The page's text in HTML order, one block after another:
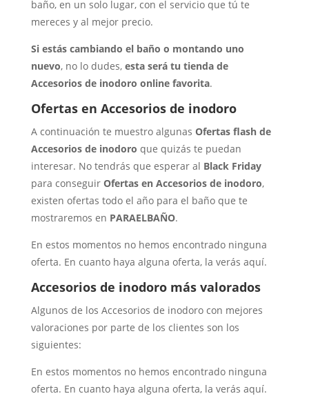
baño, en un solo lugar, con el servicio que tú te
mereces y al mejor precio.
Si estás cambiando el baño o montando uno
nuevo, no lo dudes, esta será tu tienda de
Accesorios de inodoro online favorita.
Ofertas en Accesorios de inodoro
A continuación te muestro algunas Ofertas flash de
Accesorios de inodoro que quizás te puedan
interesar. No tendrás que esperar al Black Friday
para conseguir Ofertas en Accesorios de inodoro,
existen ofertas todo el año para el baño que te
mostraremos en PARAELBAÑO.
En estos momentos no hemos encontrado ninguna
oferta. En cuanto haya alguna oferta, la verás aquí.
Accesorios de inodoro más valorados
Algunos de los Accesorios de inodoro con mejores
valoraciones por parte de los clientes son los
siguientes:
En estos momentos no hemos encontrado ninguna
oferta. En cuanto haya alguna oferta, la verás aquí.